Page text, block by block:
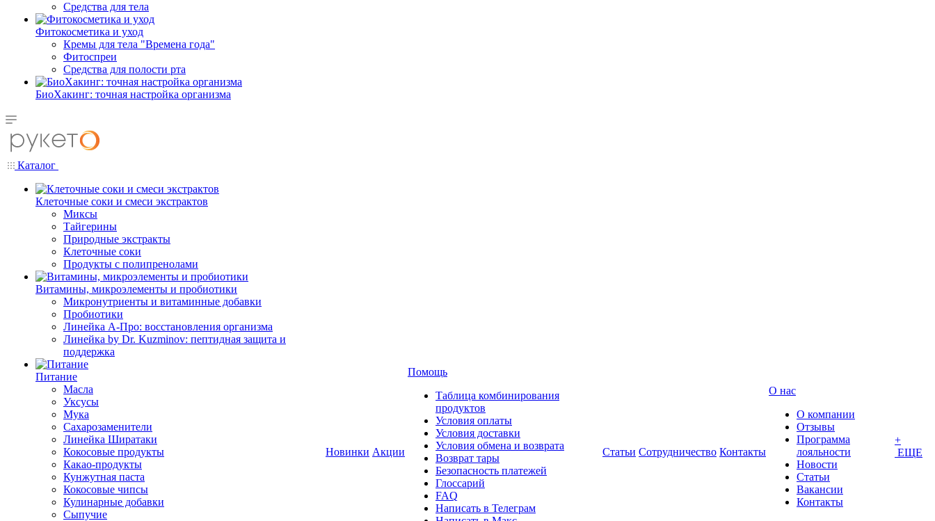
Средства для тела
Фитокосметика и уход
Кремы для тела "Времена года"
Фитоспреи
Средства для полости рта
БиоХакинг: точная настройка организма
Каталог
Клеточные соки и смеси экстрактов
Миксы
Тайгерины
Природные экстракты
Клеточные соки
Продукты с полипренолами
Витамины, микроэлементы и пробиотики
Микронутриенты и витаминные добавки
Пробиотики
Линейка А-Про: восстановления организма
Линейка by Dr. Kuzminov: пептидная защита и
поддержка
Питание
Масла
Уксусы
Мука
Сахарозаменители
Линейка Ширатаки
Кокосовые продукты
Какао-продукты
Кунжутная паста
Кокосовые чипсы
Кулинарные добавки
Сыпучие
Новинки Акции
Помощь
Таблица комбинирования
продуктов
Условия оплаты
Условия доставки
Условия обмена и возврата
Возврат тары
Безопасность платежей
Глоссарий
FAQ
Написать в Телеграм
Статьи Сотрудничество Контакты
О нас
О компании
Отзывы
Программа
лояльности
Новости
Статьи
Вакансии
Контакты
+
ЕЩЕ